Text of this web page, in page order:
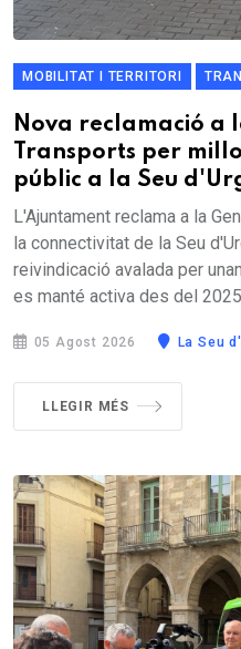
MOBILITAT I TERRITORI
Nova reclamació a
Transports per
públic a la Seu
L'Ajuntament reclama a la
la connectivitat de la Seu
reivindicació avalada per
es manté activa des del
05 Agost 2026 La Seu
LLEGIR MÉS